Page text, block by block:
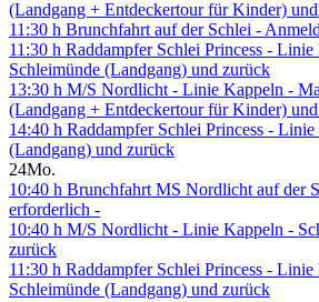
(Landgang + Entdeckertour für Kinder)
11:30 h Brunchfahrt auf der Schlei -
11:30 h Raddampfer Schlei Princess -
Schleimünde (Landgang) und zurück
13:30 h M/S Nordlicht - Linie Kappeln -
(Landgang + Entdeckertour für Kinder)
14:40 h Raddampfer Schlei Princess -
(Landgang) und zurück
24Mo.
10:40 h Brunchfahrt MS Nordlicht auf der
erforderlich -
10:40 h M/S Nordlicht - Linie Kappeln -
zurück
11:30 h Raddampfer Schlei Princess -
Schleimünde (Landgang) und zurück